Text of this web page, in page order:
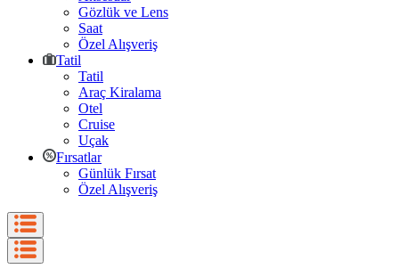
Gözlük ve Lens
Saat
Özel Alışveriş
Tatil
Tatil
Araç Kiralama
Otel
Cruise
Uçak
Fırsatlar
Günlük Fırsat
Özel Alışveriş